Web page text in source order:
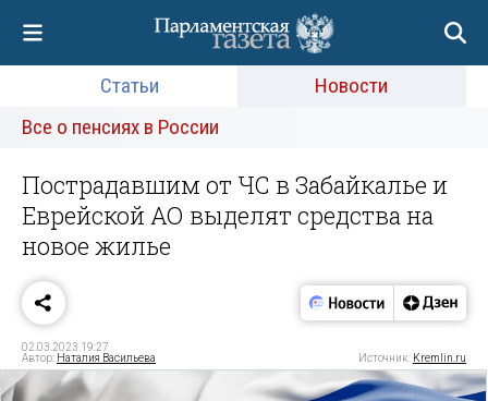
Статьи
Новости
Все о пенсиях в России
Пострадавшим от ЧС в Забайкалье и
Еврейской АО выделят средства на
новое жилье
02.03.2023 19:27
Автор: Наталия Васильева Источник: Kremlin.ru